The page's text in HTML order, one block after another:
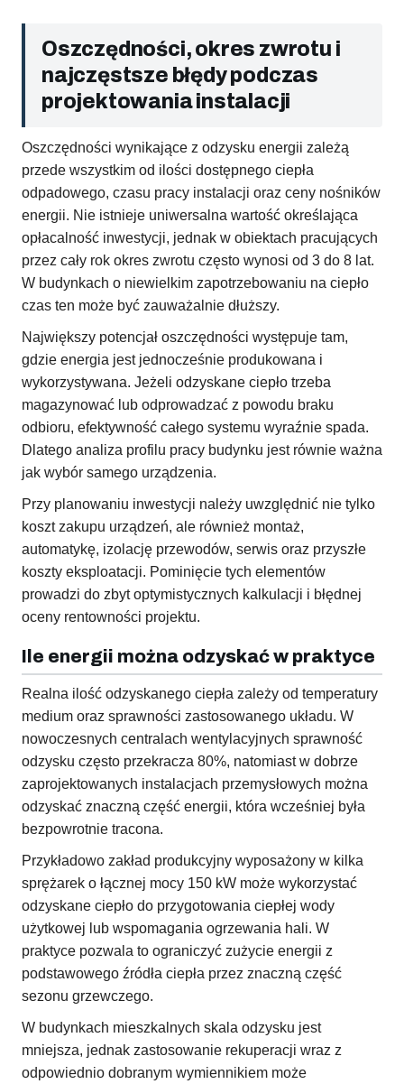
Oszczędności, okres zwrotu i
najczęstsze błędy podczas
projektowania instalacji
Oszczędności wynikające z odzysku energii zależą
przede wszystkim od ilości dostępnego ciepła
odpadowego, czasu pracy instalacji oraz ceny nośników
energii. Nie istnieje uniwersalna wartość określająca
opłacalność inwestycji, jednak w obiektach pracujących
przez cały rok okres zwrotu często wynosi od 3 do 8 lat.
W budynkach o niewielkim zapotrzebowaniu na ciepło
czas ten może być zauważalnie dłuższy.
Największy potencjał oszczędności występuje tam,
gdzie energia jest jednocześnie produkowana i
wykorzystywana. Jeżeli odzyskane ciepło trzeba
magazynować lub odprowadzać z powodu braku
odbioru, efektywność całego systemu wyraźnie spada.
Dlatego analiza profilu pracy budynku jest równie ważna
jak wybór samego urządzenia.
Przy planowaniu inwestycji należy uwzględnić nie tylko
koszt zakupu urządzeń, ale również montaż,
automatykę, izolację przewodów, serwis oraz przyszłe
koszty eksploatacji. Pominięcie tych elementów
prowadzi do zbyt optymistycznych kalkulacji i błędnej
oceny rentowności projektu.
Ile energii można odzyskać w praktyce
Realna ilość odzyskanego ciepła zależy od temperatury
medium oraz sprawności zastosowanego układu. W
nowoczesnych centralach wentylacyjnych sprawność
odzysku często przekracza 80%, natomiast w dobrze
zaprojektowanych instalacjach przemysłowych można
odzyskać znaczną część energii, która wcześniej była
bezpowrotnie tracona.
Przykładowo zakład produkcyjny wyposażony w kilka
sprężarek o łącznej mocy 150 kW może wykorzystać
odzyskane ciepło do przygotowania ciepłej wody
użytkowej lub wspomagania ogrzewania hali. W
praktyce pozwala to ograniczyć zużycie energii z
podstawowego źródła ciepła przez znaczną część
sezonu grzewczego.
W budynkach mieszkalnych skala odzysku jest
mniejsza, jednak zastosowanie rekuperacji wraz z
odpowiednio dobranym wymiennikiem może